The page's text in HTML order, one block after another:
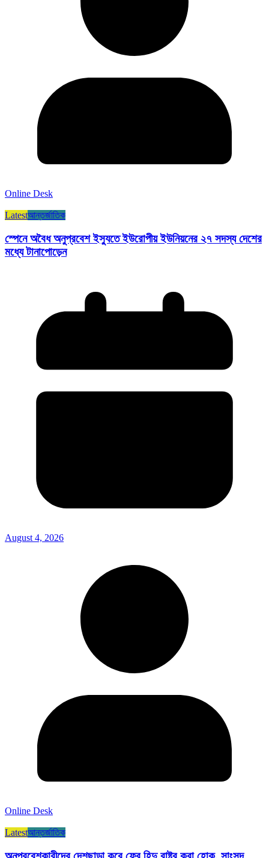
Online Desk
Latestআন্তর্জাতিক
স্পেনে অবৈধ অনুপ্রবেশ ইস্যুতে ইউরোপীয় ইউনিয়নের ২৭ সদস্য দেশের
মধ্যে টানাপোড়েন
August 4, 2026
Online Desk
Latestআন্তর্জাতিক